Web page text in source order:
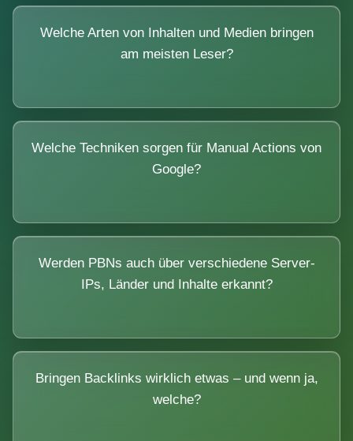
Welche Arten von Inhalten und Medien bringen
am meisten Leser?
Welche Techniken sorgen für Manual Actions von
Google?
Werden PBNs auch über verschiedene Server-
IPs, Länder und Inhalte erkannt?
Bringen Backlinks wirklich etwas – und wenn ja,
welche?